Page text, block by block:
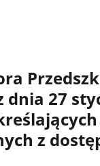
dnia 27
z